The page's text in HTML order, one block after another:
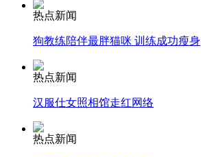
安徽一实载49人客车翻车
走！跟着总书记去植树
消防员救轻生者
热点新闻
狗教练陪伴最胖猫咪 训练成功瘦身
热点新闻
汉服仕女照相馆走红网络
热点新闻